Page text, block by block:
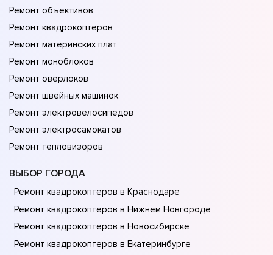
Ремонт объективов
Ремонт квадрокоптеров
Ремонт материнских плат
Ремонт моноблоков
Ремонт оверлоков
Ремонт швейных машинок
Ремонт электровелосипедов
Ремонт электросамокатов
Ремонт тепловизоров
ВЫБОР ГОРОДА
Ремонт квадрокоптеров в Краснодаре
Ремонт квадрокоптеров в Нижнем Новгороде
Ремонт квадрокоптеров в Новосибирске
Ремонт квадрокоптеров в Екатеринбурге